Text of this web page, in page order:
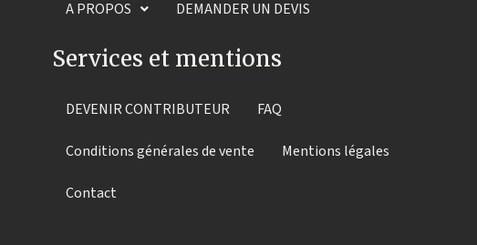
A PROPOS DEMANDER UN DEVIS
Services et mentions
DEVENIR CONTRIBUTEUR FAQ
Conditions générales de vente Mentions légales
Contact